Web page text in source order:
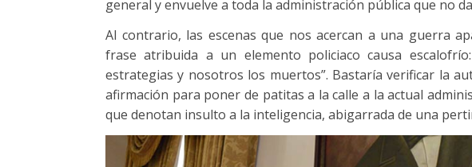
general y envuelve a toda la administración pública que no
Al contrario, las escenas que nos acercan a una guerra
frase atribuida a un elemento policiaco causa
estrategias y nosotros los muertos”. Bastaría verificar la
afirmación para poner de patitas a la calle a la actual
que denotan insulto a la inteligencia, abigarrada de una